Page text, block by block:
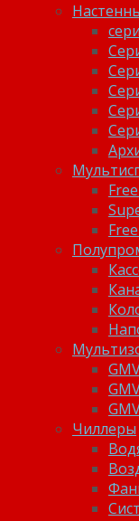
Чиллеры